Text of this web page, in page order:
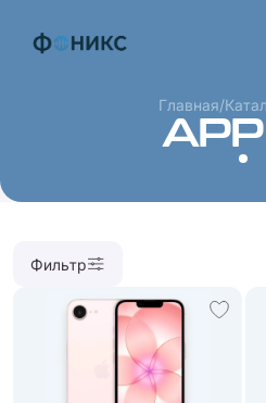
Главная/
Фильтр